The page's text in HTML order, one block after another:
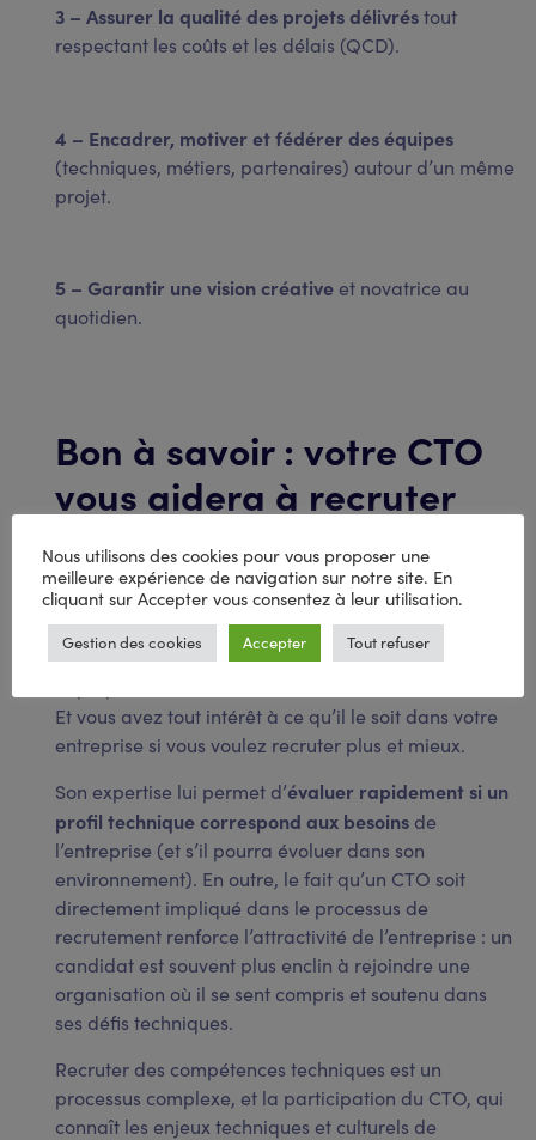
3 – Assurer la qualité des projets délivréstout
respectant les coûts et les délais (QCD).
4 – Encadrer, motiver et fédérer des équipes
(techniques, métiers, partenaires) autour d’un même
projet.
5 – Garantir une vision créative et novatrice au
quotidien.
Bon à savoir : votre CTO
vous aidera à recruter
vos autres profils tech
Un CTO expérimenté joue un rôle clé non seulement
dans la stratégie technique mais aussi dans la
création des équipes. Le CTO est en effet souvent
Et vous avez tout intérêt à ce qu’il le soit dans votre
entreprise si vous voulez recruter plus et mieux.
Son expertise lui permet d’évaluer rapidement si un
profil technique correspond aux besoins de
l’entreprise (et s’il pourra évoluer dans son
environnement). En outre, le fait qu’un CTO soit
directement impliqué dans le processus de
recrutement renforce l’attractivité de l’entreprise : un
candidat est souvent plus enclin à rejoindre une
organisation où il se sent compris et soutenu dans
ses défis techniques.
Recruter des compétences techniques est un
processus complexe, et la participation du CTO, qui
connaît les enjeux techniques et culturels de
Nous utilisons des cookies pour vous proposer une
meilleure expérience de navigation sur notre site. En
cliquant sur Accepter vous consentez à leur utilisation.
Gestion des cookies Accepter Tout refuser